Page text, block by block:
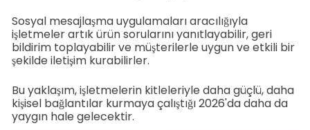
Sosyal mesajlaşma uygulamaları aracılığıyla
işletmeler artık ürün sorularını yanıtlayabilir, geri
bildirim toplayabilir ve müşterilerle uygun ve etkili bir
şekilde iletişim kurabilirler.
Bu yaklaşım, işletmelerin kitleleriyle daha güçlü, daha
kişisel bağlantılar kurmaya çalıştığı 2026'da daha da
yaygın hale gelecektir.